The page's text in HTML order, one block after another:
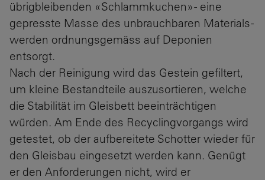
übrigbleibenden «Schlammkuchen» - eine
gepresste Masse des unbrauchbaren Materials -
werden ordnungsgemäss auf Deponien
entsorgt.
Nach der Reinigung wird das Gestein gefiltert,
um kleine Bestandteile auszusortieren, welche
die Stabilität im Gleisbett beeinträchtigen
würden. Am Ende des Recyclingvorgangs wird
getestet, ob der aufbereitete Schotter wieder für
den Gleisbau eingesetzt werden kann. Genügt
er den Anforderungen nicht, wird er